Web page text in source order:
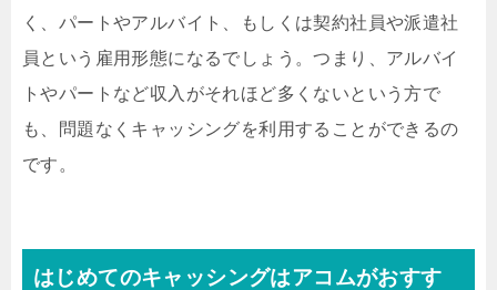
く、パートやアルバイト、もしくは契約社員や派遣社
員という雇用形態になるでしょう。つまり、アルバイ
トやパートなど収入がそれほど多くないという方で
も、問題なくキャッシングを利用することができるの
です。
はじめてのキャッシングはアコムがおすす